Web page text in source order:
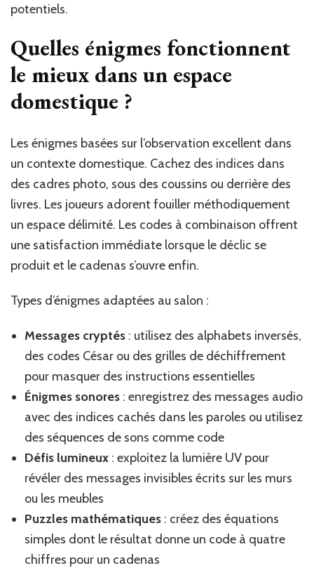
potentiels.
Quelles énigmes fonctionnent
le mieux dans un espace
domestique ?
Les énigmes basées sur l’observation excellent dans
un contexte domestique. Cachez des indices dans
des cadres photo, sous des coussins ou derrière des
livres. Les joueurs adorent fouiller méthodiquement
un espace délimité. Les codes à combinaison offrent
une satisfaction immédiate lorsque le déclic se
produit et le cadenas s’ouvre enfin.
Types d’énigmes adaptées au salon :
Messages cryptés : utilisez des alphabets inversés,
des codes César ou des grilles de déchiffrement
pour masquer des instructions essentielles
Énigmes sonores : enregistrez des messages audio
avec des indices cachés dans les paroles ou utilisez
des séquences de sons comme code
Défis lumineux : exploitez la lumière UV pour
révéler des messages invisibles écrits sur les murs
ou les meubles
Puzzles mathématiques : créez des équations
simples dont le résultat donne un code à quatre
chiffres pour un cadenas